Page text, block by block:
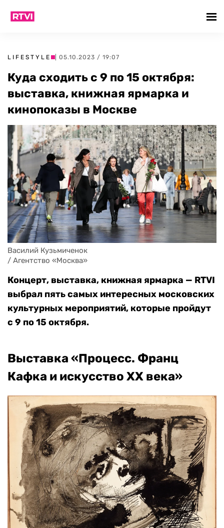
LIFESTYLE | 05.10.2023 / 19:07
Куда сходить с 9 по 15 октября:
выставка, книжная ярмарка и
кинопоказы в Москве
Василий Кузьмиченок
/ Агентство «Москва»
Концерт, выставка, книжная ярмарка — RTVI
выбрал пять самых интересных московских
культурных мероприятий, которые пройдут
с 9 по 15 октября.
Выставка «Процесс. Франц
Кафка и искусство XX века»